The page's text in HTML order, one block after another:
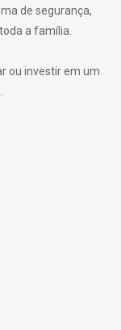
de segurança,
a família.
ou investir em um